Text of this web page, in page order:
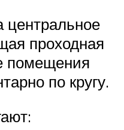
центральное
проходная
помещения
по кругу.